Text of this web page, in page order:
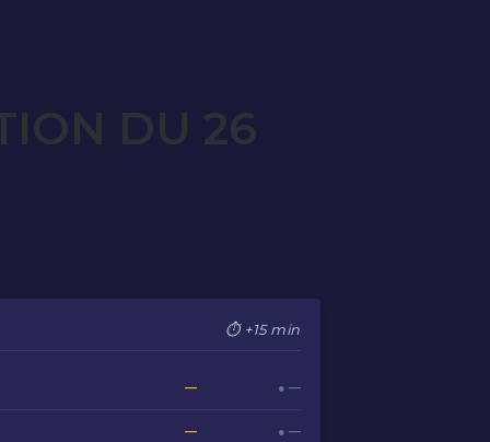
DU 26
⏱ +15 min
— ● —
— ● —